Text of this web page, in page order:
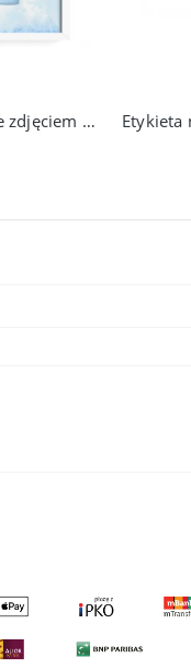
Plakat METRYCZKA ze zdjęciem 203_2